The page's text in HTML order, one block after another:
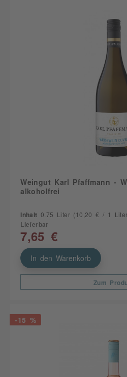
Weingut Karl Pfaffmann -
alkoholfrei
Inhalt 0.75 Liter (10,20 € / 1
Lieferbar
7,65 €
In den Warenkorb
Zum
-15 %